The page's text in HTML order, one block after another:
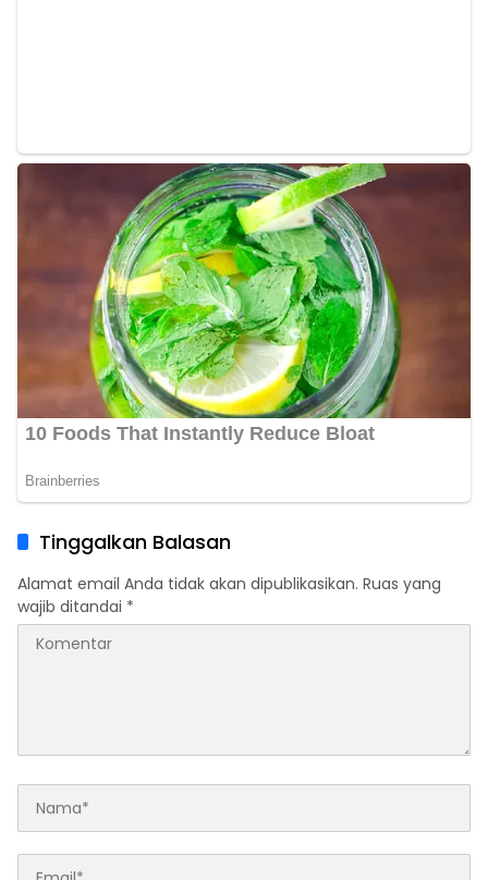
Tinggalkan Balasan
Alamat email Anda tidak akan dipublikasikan. Ruas yang
wajib ditandai *